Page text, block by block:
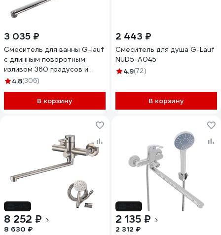
3 035 ₽
Смеситель для ванны G-lauf
с длинным поворотным
изливом 360 градусов и
душевой лейкой, хром NUD7-
4.8(306)
В корзину
2 443 ₽
Смеситель для душа G-Lauf
NUD5-A045
4.9(72)
В корзину
8 252 ₽
8 630 ₽
2 135 ₽
2 312 ₽